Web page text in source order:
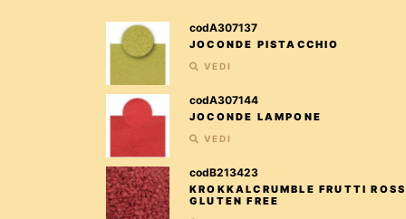
codA307137
JOCONDE PISTACCHIO
VEDI
codA307144
JOCONDE LAMPONE
VEDI
codB213423
KROKKALCRUMBLE FRUTTI
GLUTEN FREE